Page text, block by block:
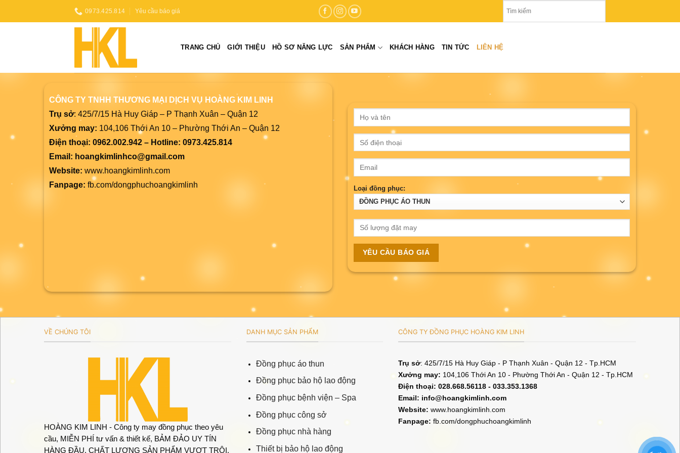
0973.425.814 Yêu cầu báo giá
TRANG CHỦ GIỚI THIỆU HỒ SƠ NĂNG LỰC SẢN PHẨM KHÁCH HÀNG TIN TỨC LIÊN HỆ
CÔNG TY TNHH THƯƠNG MẠI DỊCH VỤ HOÀNG KIM LINH
Trụ sở: 425/7/15 Hà Huy Giáp – P Thạnh Xuân – Quận 12
Xưởng may: 104,106 Thới An 10 – Phường Thới An – Quận 12
Điện thoại: 0962.002.942 – Hotline: 0973.425.814
Email: hoangkimlinhco@gmail.com
Website: www.hoangkimlinh.com
Fanpage: fb.com/dongphuchoangkimlinh Loại đồng phục:
VỀ CHÚNG TÔI
HOÀNG KIM LINH - Công ty may đồng phục theo yêu
cầu, MIỄN PHÍ tư vấn & thiết kế, BẢM ĐẢO UY TÍN
HÀNG ĐẦU, CHẤT LƯỢNG SẢN PHẨM VƯỢT TRỘI.
DANH MỤC SẢN PHẨM
Đồng phục áo thun
Đồng phục bảo hộ lao động
Đồng phục bệnh viện – Spa
Đồng phục công sở
Đồng phục nhà hàng
Thiết bị bảo hộ lao động
CÔNG TY ĐỒNG PHỤC HOÀNG KIM LINH
Trụ sở: 425/7/15 Hà Huy Giáp - P Thạnh Xuân - Quận 12 - Tp.HCM
Xưởng may: 104,106 Thới An 10 - Phường Thới An - Quận 12 - Tp.HCM
Điện thoại: 028.668.56118 - 033.353.1368
Email: info@hoangkimlinh.com
Website: www.hoangkimlinh.com
Fanpage: fb.com/dongphuchoangkimlinh